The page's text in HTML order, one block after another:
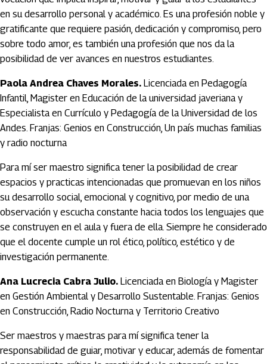
en su desarrollo personal y académico. Es una profesión noble y
gratificante que requiere pasión, dedicación y compromiso, pero
sobre todo amor, es también una profesión que nos da la
posibilidad de ver avances en nuestros estudiantes.
Paola Andrea Chaves Morales. Licenciada en Pedagogía
Infantil, Magister en Educación de la universidad javeriana y
Especialista en Currículo y Pedagogía de la Universidad de los
Andes. Franjas: Genios en Construcción, Un país muchas familias
y radio nocturna
Para mí ser maestro significa tener la posibilidad de crear
espacios y practicas intencionadas que promuevan en los niños
su desarrollo social, emocional y cognitivo, por medio de una
observación y escucha constante hacia todos los lenguajes que
se construyen en el aula y fuera de ella. Siempre he considerado
que el docente cumple un rol ético, político, estético y de
investigación permanente.
Ana Lucrecia Cabra Julio. Licenciada en Biología y Magister
en Gestión Ambiental y Desarrollo Sustentable. Franjas: Genios
en Construcción, Radio Nocturna y Territorio Creativo
Ser maestros y maestras para mí significa tener la
responsabilidad de guiar, motivar y educar, además de fomentar